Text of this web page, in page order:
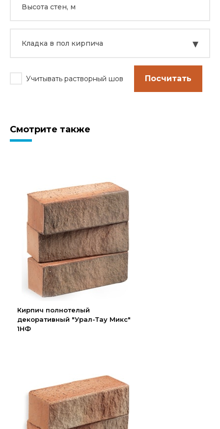
Кладка в пол кирпича ▾
Учитывать растворный шов Посчитать
Смотрите также
Кирпич полнотелый
декоративный "Урал-Тау Микс"
1НФ